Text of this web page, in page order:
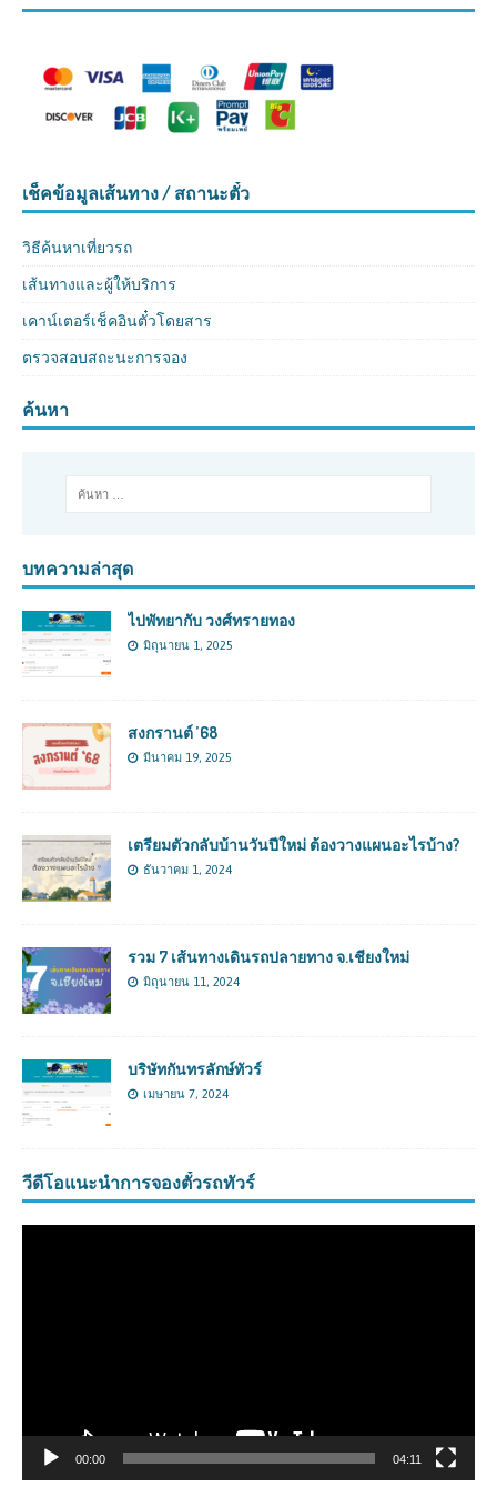
เช็คข้อมูลเส้นทาง / สถานะตั๋ว
วิธีค้นหาเที่ยวรถ
เส้นทางและผู้ให้บริการ
เคาน์เตอร์เช็คอินตั๋วโดยสาร
ตรวจสอบสถะนะการจอง
ค้นหา
บทความล่าสุด
ไปพัทยากับ วงศ์ทรายทอง
มิถุนายน 1, 2025
สงกรานต์ ’68
มีนาคม 19, 2025
เตรียมตัวกลับบ้านวันปีใหม่ ต้องวางแผนอะไรบ้าง?
ธันวาคม 1, 2024
รวม 7 เส้นทางเดินรถปลายทาง จ.เชียงใหม่
มิถุนายน 11, 2024
บริษัทกันทรลักษ์ทัวร์
เมษายน 7, 2024
วีดีโอแนะนำการจองตั๋วรถทัวร์
00:00 04:11